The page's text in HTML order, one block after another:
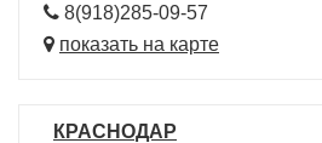
8(918)285-09-57
показать на карте
КРАСНОДАР